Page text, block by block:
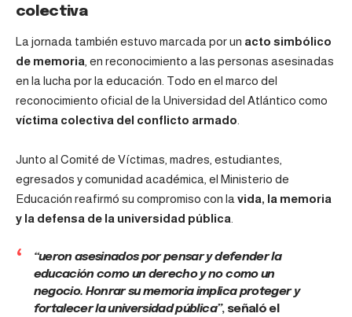
colectiva
La jornada también estuvo marcada por un acto simbólico
de memoria , en reconocimiento a las personas asesinadas
en la lucha por la educación. Todo en el marco del
reconocimiento oficial de la Universidad del Atlántico como
víctima colectiva del conflicto armado
Junto al Comité de Víctimas, madres, estudiantes,
egresados y comunidad académica, el Ministerio de
Educación reafirmó su compromiso con lavida, la memoria
y la defensa de la universidad pública.
“ueron asesinados por pensar y defender la
educación como un derecho y no como un
negocio. Honrar su memoria implica proteger y
fortalecer la universidad pública”, señaló el